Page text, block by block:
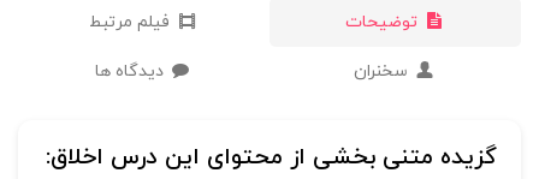
توضیحات فیلم مرتبط
سخنران دیدگاه ها
گزیده متنی بخشی از محتوای این درس اخلاق: